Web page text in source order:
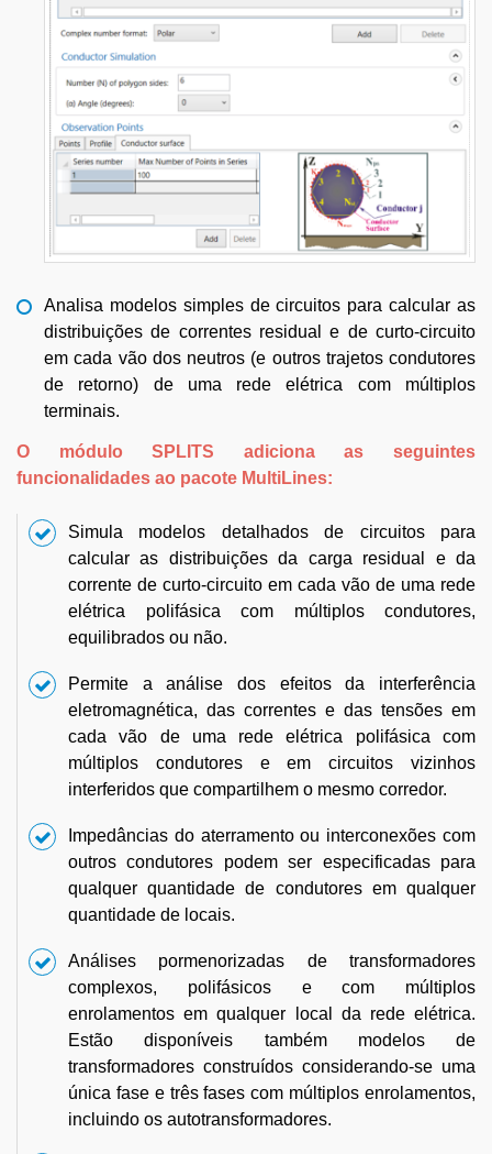
Analisa modelos simples de circuitos para calcular as
distribuições de correntes residual e de curto-circuito
em cada vão dos neutros (e outros trajetos condutores
de retorno) de uma rede elétrica com múltiplos
terminais.
O módulo SPLITS adiciona as seguintes
funcionalidades ao pacote MultiLines:
Simula modelos detalhados de circuitos para
calcular as distribuições da carga residual e da
corrente de curto-circuito em cada vão de uma rede
elétrica polifásica com múltiplos condutores,
equilibrados ou não.
Permite a análise dos efeitos da interferência
eletromagnética, das correntes e das tensões em
cada vão de uma rede elétrica polifásica com
múltiplos condutores e em circuitos vizinhos
interferidos que compartilhem o mesmo corredor.
Impedâncias do aterramento ou interconexões com
outros condutores podem ser especificadas para
qualquer quantidade de condutores em qualquer
quantidade de locais.
Análises pormenorizadas de transformadores
complexos, polifásicos e com múltiplos
enrolamentos em qualquer local da rede elétrica.
Estão disponíveis também modelos de
transformadores construídos considerando-se uma
única fase e três fases com múltiplos enrolamentos,
incluindo os autotransformadores.